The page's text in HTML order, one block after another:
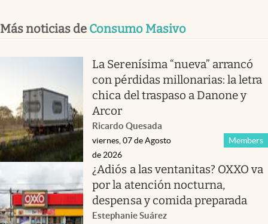
Más noticias de Consumo Masivo
La Serenísima “nueva” arrancó
con pérdidas millonarias: la letra
chica del traspaso a Danone y
Arcor
Ricardo Quesada
Members
viernes, 07 de Agosto
de 2026
¿Adiós a las ventanitas? OXXO va
por la atención nocturna,
despensa y comida preparada
Estephanie Suárez